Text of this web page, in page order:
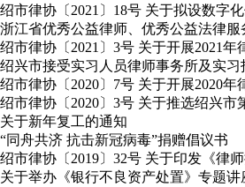
绍市律协〔2021〕18号 关于拟设数字
浙江省优秀公益律师、优秀公益法律
绍市律协〔2021〕3号 关于开展2021
绍兴市接受实习人员律师事务所及实习
绍市律协〔2020〕7号 关于开展2020
绍市律协〔2020〕3号 关于推选绍兴
关于新年复工的通知
“同舟共济 抗击新冠病毒”捐赠倡议书
绍市律协〔2019〕32号 关于印发《律
关于举办《银行不良资产处置》专题讲